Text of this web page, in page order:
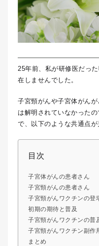
25年前、私が研修医だっ
在しませんでした。
子宮頸がんや子宮体がん
は解明されていなかった
で、以下のような共通点が
目次
子宮体がんの患者さん
子宮頸がんの患者さん
子宮頸がんワクチンの登
初期の期待と普及
子宮頸がんワクチンの普
子宮頸がんワクチン副作
まとめ